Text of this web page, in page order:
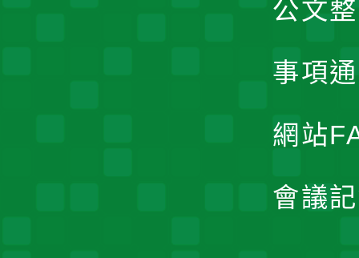
公文
事項
網站
會議